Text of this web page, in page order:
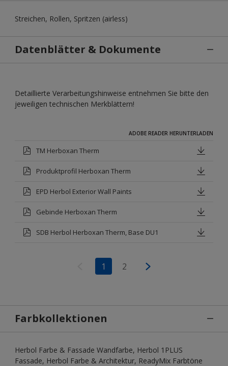
Streichen, Rollen, Spritzen (airless)
Datenblätter & Dokumente
Detaillierte Verarbeitungshinweise entnehmen Sie bitte den
jeweiligen technischen Merkblättern!
ADOBE READER HERUNTERLADEN
TM Herboxan Therm
Produktprofil Herboxan Therm
EPD Herbol Exterior Wall Paints
Gebinde Herboxan Therm
SDB Herbol Herboxan Therm, Base DU1
1 2
Farbkollektionen
Herbol Farbe & Fassade Wandfarbe, Herbol 1PLUS
Fassade, Herbol Farbe & Architektur, ReadyMix Farbtöne